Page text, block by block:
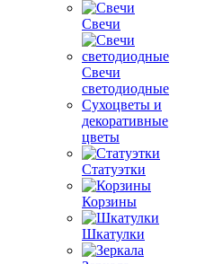
Свечи
Свечи
светодиодные
Сухоцветы и
декоративные
цветы
Статуэтки
Корзины
Шкатулки